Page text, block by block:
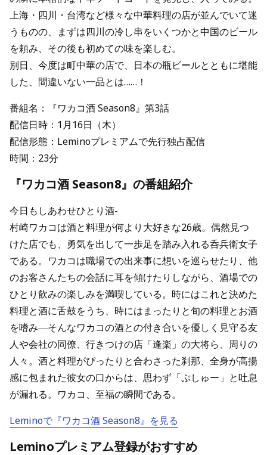
上海・四川・台湾など様々な中華料理の店が並んでいて迷
うものの、まずは四川の冷し串をいくつかと中国のビール
を頼み、その後も初めての味を楽しむ。
別日、今度は町中華の店で、日本の瓶ビールとともに堪能
した、間違いない一品とは……！
番組名：『ワカコ酒 Season8』第3話
配信日時：1月16日（木）
配信形態：Leminoプレミアムで先行独占配信
時間：23分
『ワカコ酒 Season8』の番組紹介
今日もしあわせひとり酒-
村崎ワカコは酒と料理が何より大好きな26歳。偶然見つ
けた店でも、勇気を出して一歩足を踏み入れる呑兵衛女子
である。ワカコは職場での出来事に想いを巡らせたり、他
のお客さんたちの会話に耳を傾けたりしながら、酒場での
ひとり飲みの楽しみを満喫している。時にはこれと決めた
料理と酒に舌鼓をうち、時にはまったりと旬の料理とお酒
を嗜み―そんなワカコの酒との付き合いを優しく見守る友
人や会社の同僚、行きつけの店「逢楽」の大将ら、周りの
人々。酒と料理がぴったりと合わさった刹那、全身が高揚
感に包まれた彼女の口からは、思わず「ぷしゅー」と吐息
が漏れる。ワカコ、至福の瞬間である。
Leminoで『ワカコ酒 Season8』を見る
Leminoプレミアム登録がおすすめ